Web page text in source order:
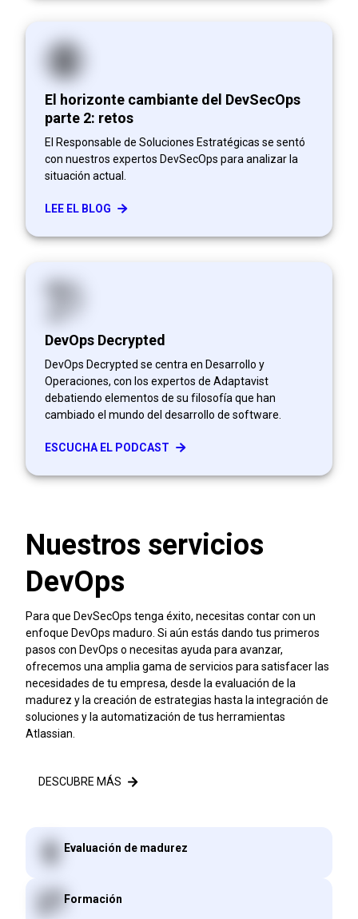
El horizonte cambiante del DevSecOps
parte 2: retos
El Responsable de Soluciones Estratégicas se sentó
con nuestros expertos DevSecOps para analizar la
situación actual.
LEE EL BLOG
DevOps Decrypted
DevOps Decrypted se centra en Desarrollo y
Operaciones, con los expertos de Adaptavist
debatiendo elementos de su filosofía que han
cambiado el mundo del desarrollo de software.
ESCUCHA EL PODCAST
Nuestros servicios
DevOps
Para que DevSecOps tenga éxito, necesitas contar con un
enfoque DevOps maduro. Si aún estás dando tus primeros
pasos con DevOps o necesitas ayuda para avanzar,
ofrecemos una amplia gama de servicios para satisfacer las
necesidades de tu empresa, desde la evaluación de la
madurez y la creación de estrategias hasta la integración de
soluciones y la automatización de tus herramientas
Atlassian.
DESCUBRE MÁS
Evaluación de madurez
Formación